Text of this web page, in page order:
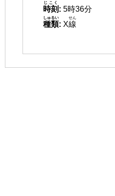
時刻
じこく
: 5時36分
種類
しゅるい
: X線
せん